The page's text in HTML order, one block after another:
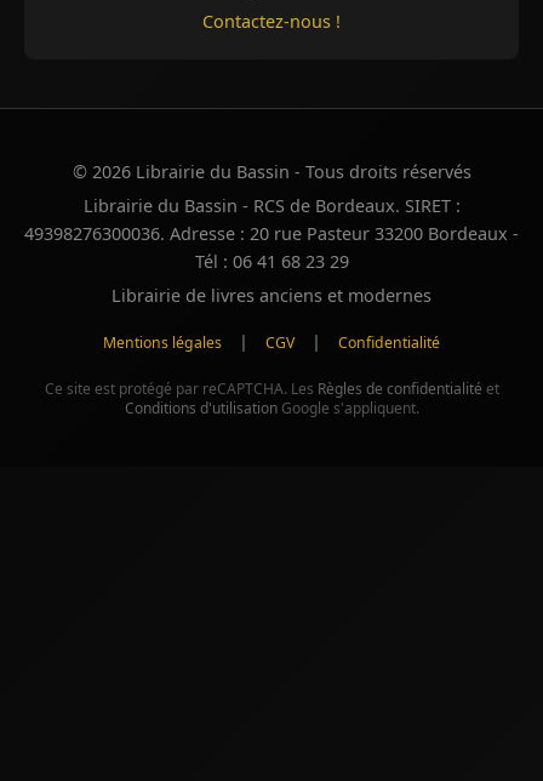
Contactez-nous !
© 2026 Librairie du Bassin - Tous droits réservés
Librairie du Bassin - RCS de Bordeaux. SIRET :
49398276300036. Adresse : 20 rue Pasteur 33200 Bordeaux -
Tél : 06 41 68 23 29
Librairie de livres anciens et modernes
Mentions légales | CGV | Confidentialité
Ce site est protégé par reCAPTCHA. Les Règles de confidentialité et
Conditions d'utilisationGoogle s'appliquent.